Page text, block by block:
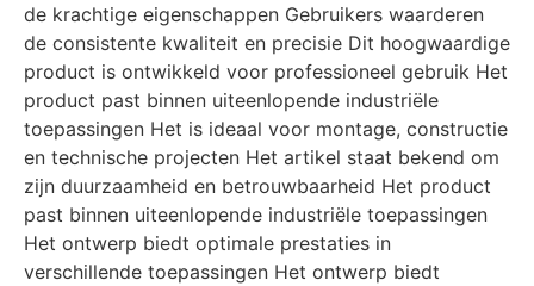
de krachtige eigenschappen Gebruikers waarderen
de consistente kwaliteit en precisie Dit hoogwaardige
product is ontwikkeld voor professioneel gebruik Het
product past binnen uiteenlopende industriële
toepassingen Het is ideaal voor montage, constructie
en technische projecten Het artikel staat bekend om
zijn duurzaamheid en betrouwbaarheid Het product
past binnen uiteenlopende industriële toepassingen
Het ontwerp biedt optimale prestaties in
verschillende toepassingen Het ontwerp biedt